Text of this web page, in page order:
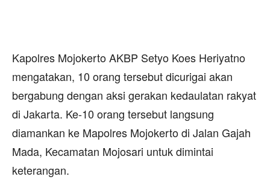
Kapolres Mojokerto AKBP Setyo Koes Heriyatno
mengatakan, 10 orang tersebut dicurigai akan
bergabung dengan aksi gerakan kedaulatan rakyat
di Jakarta. Ke-10 orang tersebut langsung
diamankan ke Mapolres Mojokerto di Jalan Gajah
Mada, Kecamatan Mojosari untuk dimintai
keterangan.